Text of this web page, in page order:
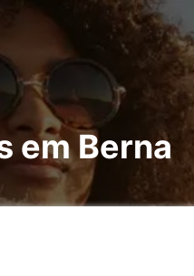
em Berna